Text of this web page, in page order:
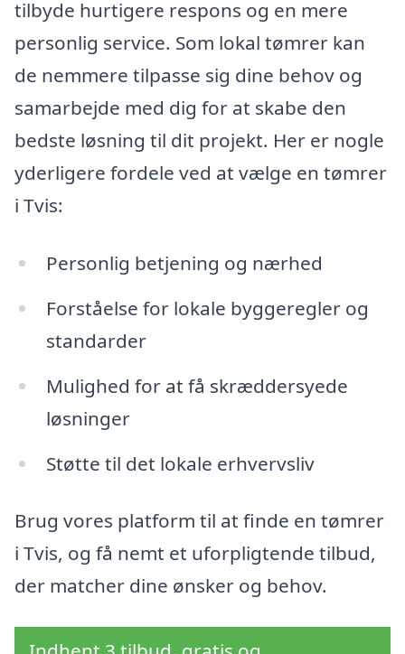
tilbyde hurtigere respons og en mere
personlig service. Som lokal tømrer kan
de nemmere tilpasse sig dine behov og
samarbejde med dig for at skabe den
bedste løsning til dit projekt. Her er nogle
yderligere fordele ved at vælge en tømrer
i Tvis:
Personlig betjening og nærhed
Forståelse for lokale byggeregler og
standarder
Mulighed for at få skræddersyede
løsninger
Støtte til det lokale erhvervsliv
Brug vores platform til at finde en tømrer
i Tvis, og få nemt et uforpligtende tilbud,
der matcher dine ønsker og behov.